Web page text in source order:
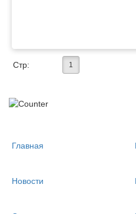
Стр: 1
Главная
Новости